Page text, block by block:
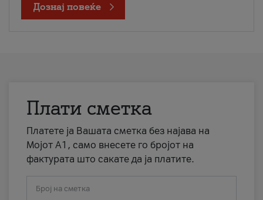
Дознај повеќе
Плати сметка
Платете ја Вашата сметка без најава на
Мојот А1, само внесете го бројот на
фактурата што сакате да ја платите.
Број на сметка